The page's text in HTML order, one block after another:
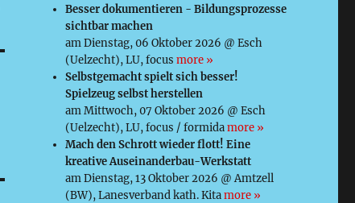
Besser dokumentieren - Bildungsprozesse
sichtbar machen
am Dienstag, 06 Oktober 2026 @ Esch
(Uelzecht), LU, focusmore »
Selbstgemacht spielt sich besser!
Spielzeug selbst herstellen
am Mittwoch, 07 Oktober 2026 @ Esch
(Uelzecht), LU, focus / formidamore »
Mach den Schrott wieder flott! Eine
kreative Auseinanderbau-Werkstatt
am Dienstag, 13 Oktober 2026 @ Amtzell
(BW), Lanesverband kath. Kitamore »